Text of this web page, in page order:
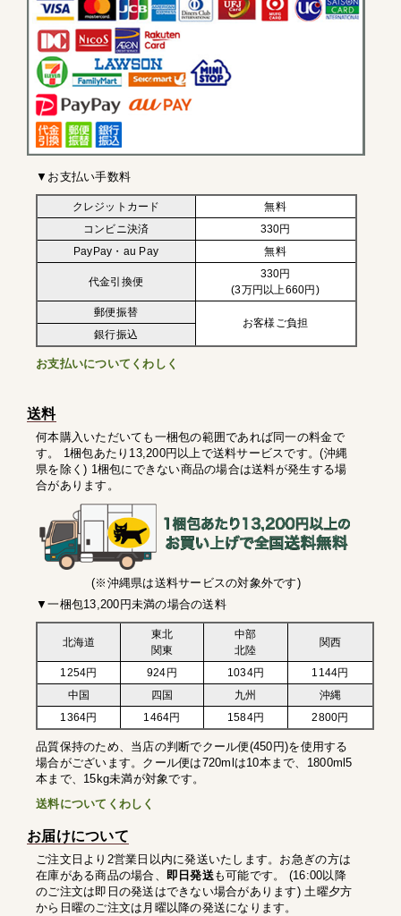
▼お支払い手数料
クレジットカード
無料
コンビニ決済
330円
PayPay・au Pay
無料
代金引換便
330円
(3万円以上660円)
郵便振替
お客様ご負担
銀行振込
お支払いについてくわしく
送料
何本購入いただいても一梱包の範囲であれば同一の料金で
す。 1梱包あたり13,200円以上で送料サービスです。(沖縄
県を除く) 1梱包にできない商品の場合は送料が発生する場
合があります。
(※沖縄県は送料サービスの対象外です)
▼一梱包13,200円未満の場合の送料
北海道
東北
関東
中部
北陸
関西
1254円 924円 1034円
1144円
中国
四国 九州
沖縄
1364円
1464円 1584円 2800円
品質保持のため、当店の判断でクール便(450円)を使用する
場合がございます。クール便は720mlは10本まで、1800ml5
本まで、15kg未満が対象です。
送料についてくわしく
お届けについて
ご注文日より2営業日以内に発送いたします。お急ぎの方は
在庫がある商品の場合、 即日発送も可能です。 (16:00以降
のご注文は即日の発送はできない場合があります) 土曜夕方
から日曜のご注文は月曜以降の発送になります。